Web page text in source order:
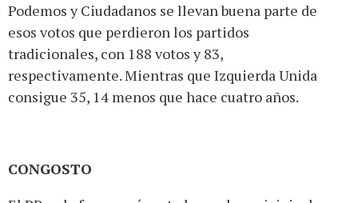
Podemos y Ciudadanos se llevan buena parte de
esos votos que perdieron los partidos
tradicionales, con 188 votos y 83,
respectivamente. Mientras que Izquierda Unida
consigue 35, 14 menos que hace cuatro años.
CONGOSTO